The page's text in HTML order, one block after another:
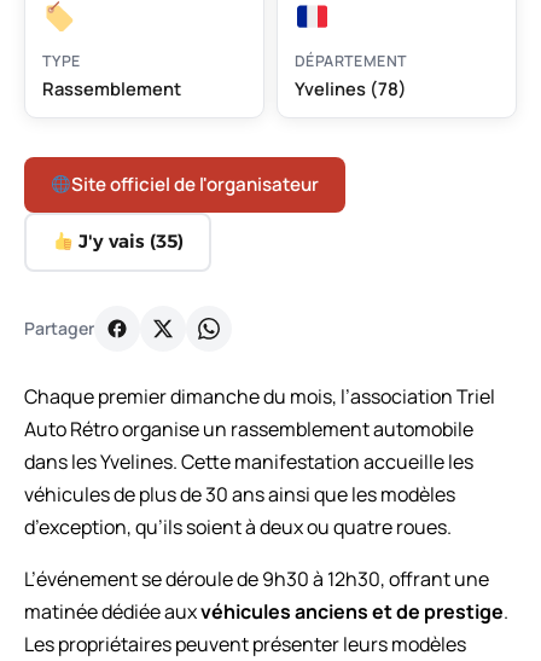
TYPE
Rassemblement
DÉPARTEMENT
Yvelines (78)
Site officiel de l'organisateur
J'y vais (35)
Partager
Chaque premier dimanche du mois, l’association Triel
Auto Rétro organise un rassemblement automobile
dans les Yvelines. Cette manifestation accueille les
véhicules de plus de 30 ans ainsi que les modèles
d’exception, qu’ils soient à deux ou quatre roues.
L’événement se déroule de 9h30 à 12h30, offrant une
matinée dédiée auxvéhicules anciens et de prestige.
Les propriétaires peuvent présenter leurs modèles